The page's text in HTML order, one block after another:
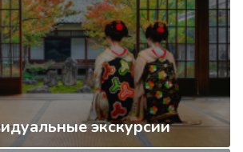
экскурсии